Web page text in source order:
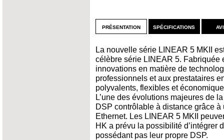
présentation
La nouvelle série LINEAR 5 MKII
célèbre série LINEAR 5. Fabriquée
innovations en matière de
professionnels et aux prestataires
polyvalents, flexibles et
L’une des évolutions majeures de
DSP contrôlable à distance grâce
Ethernet. Les LINEAR 5 MKII
HK a prévu la possibilité d’intégrer
possédant pas leur propre DSP.
spécifications